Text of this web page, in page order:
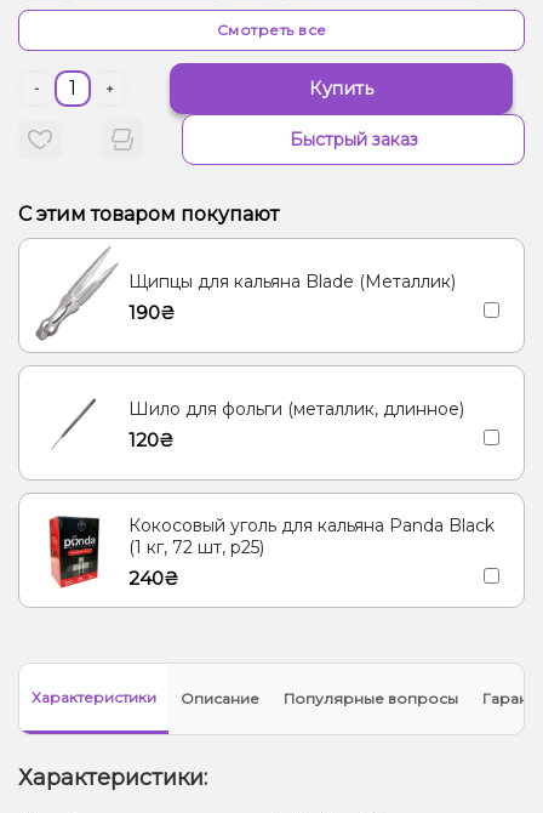
Грейпфрут, Лотос, Помело Яблоко Мультифрукт Арбуз
Груша/Дюшес, Лёд/Холодок, Яблоко
Кактус, Лайм, Лимонад, Огурец
Виски, Вишня/Черешня, Клюква Ананас
Орех, Сухофрукты, Табак, Шоколад Чай, Ягоды
Лёд/Холодок, Яблоко
Смотреть все
- + Купить
Быстрый заказ
С этим товаром покупают
Щипцы для кальяна Blade (Металлик)
190₴
Шило для фольги (металлик, длинное)
120₴
Кокосовый уголь для кальяна Panda Black
(1 кг, 72 шт, р25)
240₴
Характеристики Описание Популярные вопросы
Характеристики: